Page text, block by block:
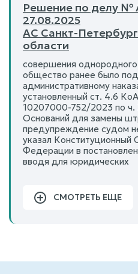
Решение по делу №
27.08.2025
АС Санкт-
области
совершения
общество ранее было
административному
установленный ст. 4.6
10207000-752/2023 по ч.
Оснований для замены
предупреждение судом
указал Конституционный
Федерации в
вводя для юридических
СМОТРЕТЬ ЕЩЕ